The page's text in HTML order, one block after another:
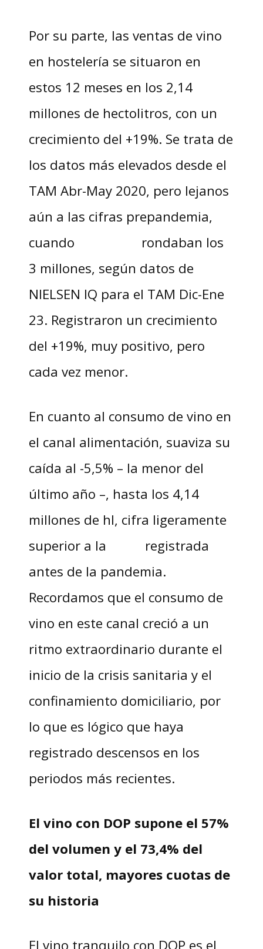
Por su parte, las ventas de vino
en hostelería se situaron en
estos 12 meses en los 2,14
millones de hectolitros, con un
crecimiento del +19%. Se trata de
los datos más elevados desde el
TAM Abr-May 2020, pero lejanos
aún a las cifras prepandemia,
cuando rondaban los
3 millones, según datos de
NIELSEN IQ para el TAM Dic-Ene
23. Registraron un crecimiento
del +19%, muy positivo, pero
cada vez menor.
En cuanto al consumo de vino en
el canal alimentación, suaviza su
caída al -5,5% – la menor del
último año –, hasta los 4,14
millones de hl, cifra ligeramente
superior a la registrada
antes de la pandemia.
Recordamos que el consumo de
vino en este canal creció a un
ritmo extraordinario durante el
inicio de la crisis sanitaria y el
confinamiento domiciliario, por
lo que es lógico que haya
registrado descensos en los
periodos más recientes.
El vino con DOP supone el 57%
del volumen y el 73,4% del
valor total, mayores cuotas de
su historia
El vino tranquilo con DOP es el